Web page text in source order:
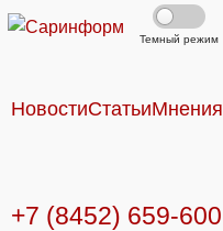
Темный режим
НовостиСтатьиМнения
+7 (8452) 659-600